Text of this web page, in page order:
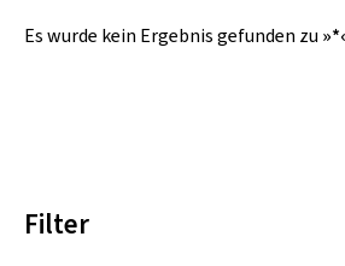
Es wurde kein Ergebnis gefunden zu
Filter